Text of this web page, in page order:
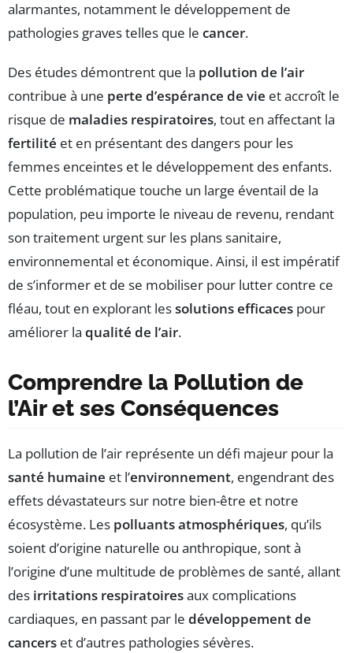
alarmantes, notamment le développement de
pathologies graves telles que le cancer.
Des études démontrent que la pollution de l’air
contribue à une perte d’espérance de vie et accroît le
risque de maladies respiratoires, tout en affectant la
fertilité et en présentant des dangers pour les
femmes enceintes et le développement des enfants.
Cette problématique touche un large éventail de la
population, peu importe le niveau de revenu, rendant
son traitement urgent sur les plans sanitaire,
environnemental et économique. Ainsi, il est impératif
de s’informer et de se mobiliser pour lutter contre ce
fléau, tout en explorant lessolutions efficaces pour
améliorer la qualité de l’air.
Comprendre la Pollution de
l’Air et ses Conséquences
La pollution de l’air représente un défi majeur pour la
santé humaine et l’environnement, engendrant des
effets dévastateurs sur notre bien-être et notre
écosystème. Les polluants atmosphériques, qu’ils
soient d’origine naturelle ou anthropique, sont à
l’origine d’une multitude de problèmes de santé, allant
des irritations respiratoiresaux complications
cardiaques, en passant par le développement de
cancers et d’autres pathologies sévères.